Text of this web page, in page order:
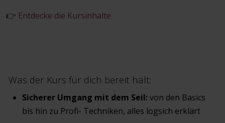
👉 Entdecke die Kursinhalte
Was der Kurs für dich bereit hält:
Sicherer Umgang mit dem Seil:von den Basics
bis hin zu Profi- Techniken, alles logsich erklärt